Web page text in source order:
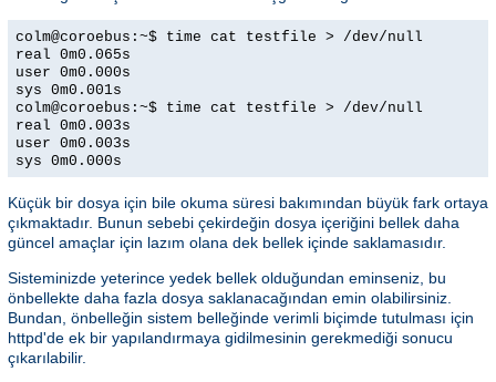
colm@coroebus:~$ time cat testfile > /dev/null
real 0m0.065s
user 0m0.000s
sys 0m0.001s
colm@coroebus:~$ time cat testfile > /dev/null
real 0m0.003s
user 0m0.003s
sys 0m0.000s
Küçük bir dosya için bile okuma süresi bakımından büyük fark ortaya
çıkmaktadır. Bunun sebebi çekirdeğin dosya içeriğini bellek daha
güncel amaçlar için lazım olana dek bellek içinde saklamasıdır.
Sisteminizde yeterince yedek bellek olduğundan eminseniz, bu
önbellekte daha fazla dosya saklanacağından emin olabilirsiniz.
Bundan, önbelleğin sistem belleğinde verimli biçimde tutulması için
httpd'de ek bir yapılandırmaya gidilmesinin gerekmediği sonucu
çıkarılabilir.